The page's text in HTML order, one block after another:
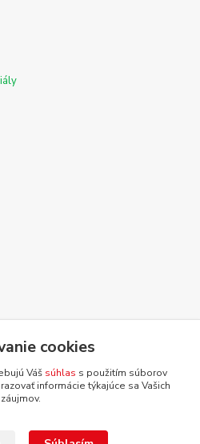
cookies
Váš súhlas s použitím súborov
informácie týkajúce sa Vašich
záujmov.